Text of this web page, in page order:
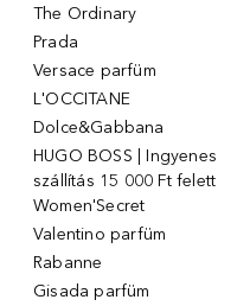
The Ordinary
Prada
Versace parfüm
L'OCCITANE
Dolce&Gabbana
HUGO BOSS | Ingyenes
szállítás 15 000 Ft felett
Women'Secret
Valentino parfüm
Rabanne
Gisada parfüm